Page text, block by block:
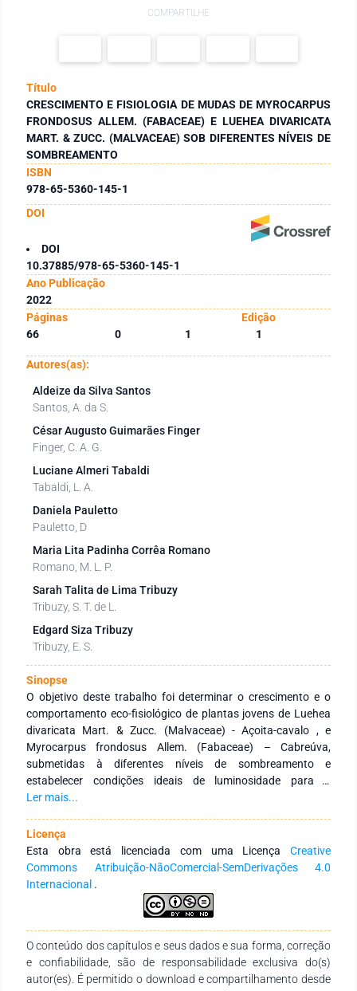
COMPARTILHE
Título
CRESCIMENTO E FISIOLOGIA DE MUDAS DE MYROCARPUS
FRONDOSUS ALLEM. (FABACEAE) E LUEHEA DIVARICATA
MART. & ZUCC. (MALVACEAE) SOB DIFERENTES NÍVEIS DE
SOMBREAMENTO
ISBN
978-65-5360-145-1
DOI
DOI
10.37885/978-65-5360-145-1
Ano Publicação
2022
Páginas
Edição
66
0 1 1
Autores(as):
Aldeize da Silva Santos
Santos, A. da S.
César Augusto Guimarães Finger
Finger, C. A. G.
Luciane Almeri Tabaldi
Tabaldi, L. A.
Daniela Pauletto
Pauletto, D
Maria Lita Padinha Corrêa Romano
Romano, M. L. P.
Sarah Talita de Lima Tribuzy
Tribuzy, S. T. de L.
Edgard Siza Tribuzy
Tribuzy, E. S.
Sinopse
O objetivo deste trabalho foi determinar o crescimento e o
comportamento eco-fisiológico de plantas jovens de Luehea
divaricata Mart. & Zucc. (Malvaceae) - Açoita-cavalo , e
Myrocarpus frondosus Allem. (Fabaceae) – Cabreúva,
submetidas à diferentes níveis de sombreamento e
estabelecer condições ideais de luminosidade para o
crescimento inicial. O trabalho foi conduzido em casa de
70% de sombreamento. Para causar o efeito de
sombreamento utilizou-se sombrites. As características
avaliadas e quantificadas foram: Altura da planta – h;
diâmetro do caule – d; Área foliar – AF; Área foliar específica
– AFE; Teor de massa fresca e seca de folhas – MFF e MSF;
Massa fresca de raiz – MFR e Massa seca de raiz - MSR;
Volume de raiz – VolR; Massa fresca do caule - MFC e massa
seca do caule - MSC; Número de folhas NF; Número de brotos
(Açoita-cavalo) – NB; Teores de clorofilas – Tcl, clorofilas a,
clorofilas b e clorofilas totais; Teor de carotenóide – Carot.; e
Ler mais...
Licença
Esta obra está licenciada com uma Licença Creative
Commons Atribuição-NãoComercial-SemDerivações 4.0
Internacional .
O conteúdo dos capítulos e seus dados e sua forma, correção
e confiabilidade, são de responsabilidade exclusiva do(s)
autor(es). É permitido o download e compartilhamento desde